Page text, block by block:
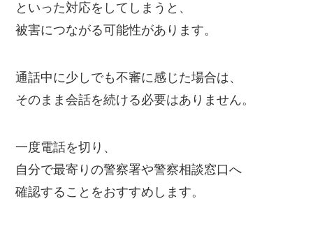
といった対応をしてしまうと、
被害につながる可能性があります。
通話中に少しでも不審に感じた場合は、
そのまま会話を続ける必要はありません。
一度電話を切り、
自分で最寄りの警察署や警察相談窓口へ
確認することをおすすめします。